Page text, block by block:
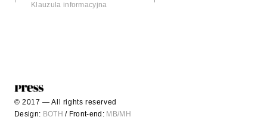
Klauzula informacyjna
Design: BOTH / Front-end: MB/MH
© 2017 — All rights reserved